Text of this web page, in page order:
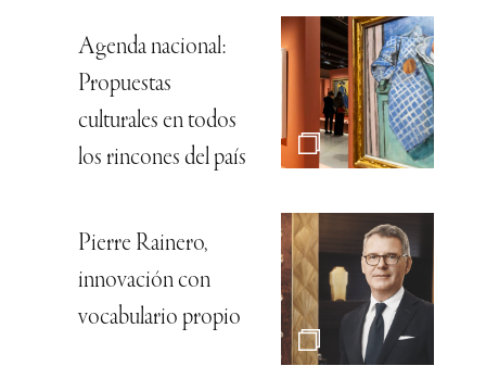
Agenda nacional:
Propuestas
culturales en todos
los rincones del país
Pierre Rainero,
innovación con
vocabulario propio